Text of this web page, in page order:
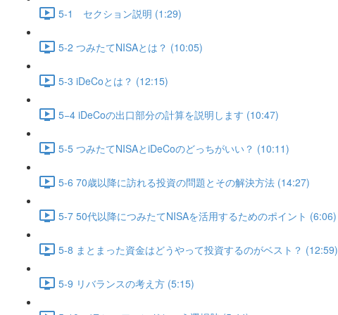
5-1 セクション説明 (1:29)
5-2 つみたてNISAとは？ (10:05)
5-3 iDeCoとは？ (12:15)
5−4 iDeCoの出口部分の計算を説明します (10:47)
5-5 つみたてNISAとiDeCoのどっちがいい？ (10:11)
5-6 70歳以降に訪れる投資の問題とその解決方法 (14:27)
5-7 50代以降につみたてNISAを活用するためのポイント (6:06)
5-8 まとまった資金はどうやって投資するのがベスト？ (12:59)
5-9 リバランスの考え方 (5:15)